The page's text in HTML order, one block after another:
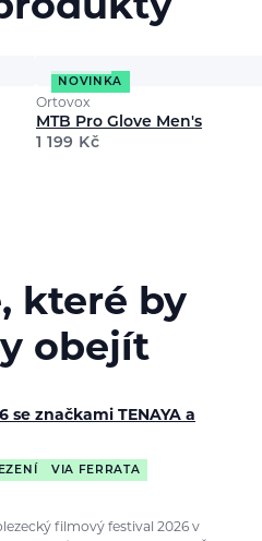
NOVINKA
Ortovox
MTB Pro Glove Men's
1 199 Kč
které by
obejít
se značkami TENAYA a
VIA FERRATA
filmový festival 2026 v